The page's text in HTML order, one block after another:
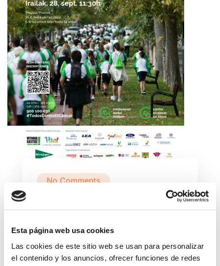
Esta página web usa cookies
Las cookies de este sitio web se usan para personalizar
el contenido y los anuncios, ofrecer funciones de redes
No Comments
ARABA Martxan
minbiziaren aurka.
En Marcha Contra el